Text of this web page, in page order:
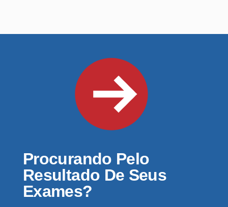
Procurando Pelo
Resultado De Seus
Exames?